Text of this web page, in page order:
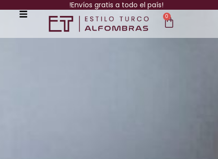
!Envíos gratis a todo el país!
0